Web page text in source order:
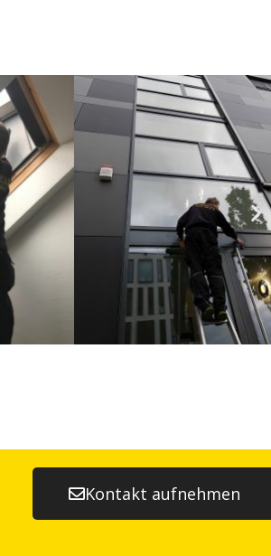
Kontakt aufnehmen